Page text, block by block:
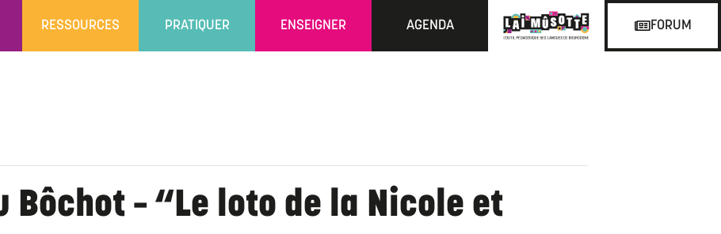
RESSOURCES PRATIQUER ENSEIGNER AGENDA FORUM
Bôchot – “Le loto de la Nicole et